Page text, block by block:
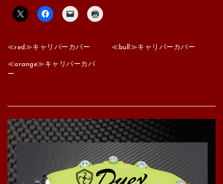
≪red≫キャリパーカバー ≪bull≫キャリパーカバー
≪orange≫キャリパーカバ
ー